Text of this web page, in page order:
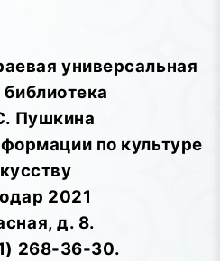
универсальная
Пушкина
по культуре
2021
д. 8.
268-36-30.